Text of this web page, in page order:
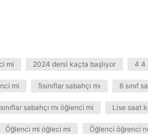
mi 2024 dersi kaçta başlıyor 4 4
mi 5sınıflar sabahçı mı 6 sınıf
sabahçı mı öğlenci mi Lise saat
Öğlenci mi öğleci mi Öğlenci öğrenci